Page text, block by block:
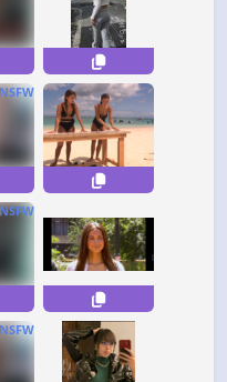
NSFW
NSFW
NSFW